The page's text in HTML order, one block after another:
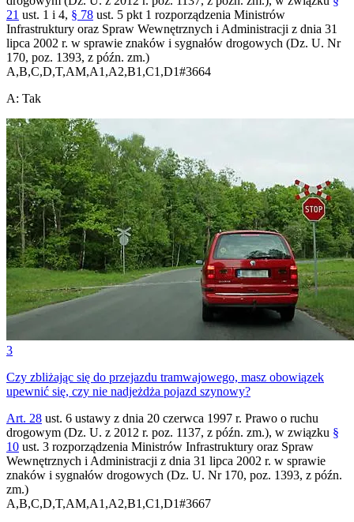
21 ust. 1 i 4, § 78 ust. 5 pkt 1 rozporządzenia Ministrów
Infrastruktury oraz Spraw Wewnętrznych i Administracji z dnia 31
lipca 2002 r. w sprawie znaków i sygnałów drogowych (Dz. U. Nr
170, poz. 1393, z późn. zm.)
A,B,C,D,T,AM,A1,A2,B1,C1,D1#3664
A: Tak
3
Czy zbliżając się do przejazdu tramwajowego, masz obowiązek
upewnić się, czy nie nadjeżdża pojazd szynowy?
Art. 28 ust. 6 ustawy z dnia 20 czerwca 1997 r. Prawo o ruchu
drogowym (Dz. U. z 2012 r. poz. 1137, z późn. zm.), w związku §
10 ust. 3 rozporządzenia Ministrów Infrastruktury oraz Spraw
Wewnętrznych i Administracji z dnia 31 lipca 2002 r. w sprawie
znaków i sygnałów drogowych (Dz. U. Nr 170, poz. 1393, z późn.
zm.)
A,B,C,D,T,AM,A1,A2,B1,C1,D1#3667